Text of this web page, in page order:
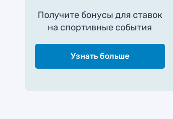
Получите бонусы для ставок
на спортивные события
Узнать больше